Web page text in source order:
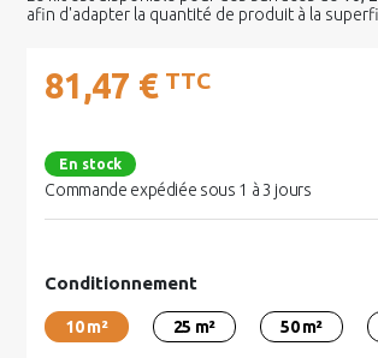
afin d'adapter la quantité de produit à la
81,47 € TTC
En stock
Commande expédiée sous 1 à 3 jours
Conditionnement
10 m² 25 m² 50 m²